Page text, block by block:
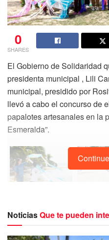
0
SHARES
El Gobierno de Solidaridad
presidenta municipal , Lili
municipal, presidido por
llevó a cabo el concurso de
papalotes artesanales en la
Esmeralda”.
El concurso se realizó con la
rescatar los juegos
NoticiasQue te pueden